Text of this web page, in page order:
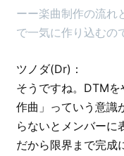
ーー楽曲制作の流れ
で一気に作り込むの
ツノダ(Dr)：
そうですね。DTM
作曲」っていう意識
らないとメンバーに
だから限界まで完成